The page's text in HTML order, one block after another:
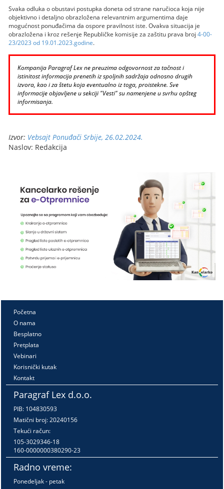
Svaka odluka o obustavi postupka doneta od strane naručioca koja nije
objektivno i detaljno obrazložena relevantnim argumentima daje
mogućnost ponuđačima da ospore pravilnost iste. Ovakva situacija je
obrazložena i kroz rešenje Republičke komisije za zaštitu prava broj4-00-
23/2023 od 19.01.2023.godine.
Kompanija Paragraf Lex ne preuzima odgovornost za tačnost i
istinitost informacija prenetih iz spoljnih sadržaja odnosno drugih
izvora, kao i za štetu koja eventualno iz toga, proistekne. Sve
informacije objavljene u sekciji "Vesti" su namenjene u svrhu opšteg
informisanja.
Izvor: Vebsajt Ponuđači Srbije, 26.02.2024.
Naslov: Redakcija
Početna
O nama
Besplatno
Pretplata
Vebinari
Korisnički kutak
Kontakt
Paragraf Lex d.o.o.
PIB: 104830593
Matični broj: 20240156
Tekući račun:
105-3029346-18
160-0000000380290-23
Radno vreme:
Ponedeljak - petak